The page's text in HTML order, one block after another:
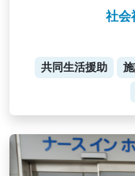
社会
共同生活援助